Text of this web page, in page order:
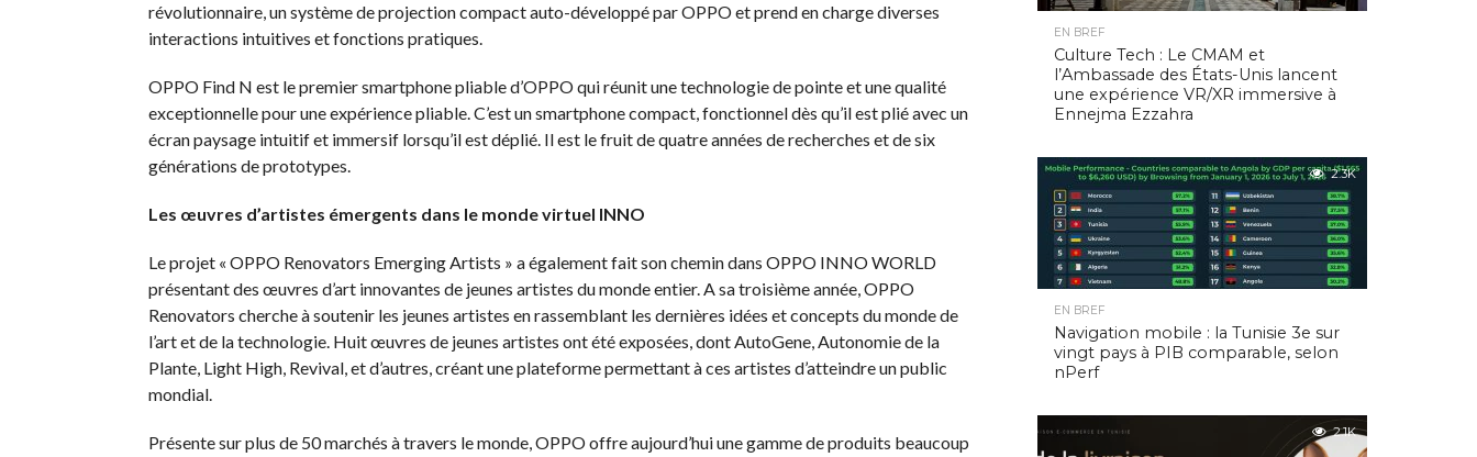
révolutionnaire, un système de projection compact auto-développé par OPPO et prend en charge diverses
interactions intuitives et fonctions pratiques.
OPPO Find N est le premier smartphone pliable d’OPPO qui réunit une technologie de pointe et une qualité
exceptionnelle pour une expérience pliable. C’est un smartphone compact, fonctionnel dès qu’il est plié avec un
écran paysage intuitif et immersif lorsqu’il est déplié. Il est le fruit de quatre années de recherches et de six
générations de prototypes.
Les œuvres d’artistes émergents dans le monde virtuel INNO
Le projet « OPPO Renovators Emerging Artists » a également fait son chemin dans OPPO INNO WORLD
présentant des œuvres d’art innovantes de jeunes artistes du monde entier. A sa troisième année, OPPO
Renovators cherche à soutenir les jeunes artistes en rassemblant les dernières idées et concepts du monde de
l’art et de la technologie. Huit œuvres de jeunes artistes ont été exposées, dont AutoGene, Autonomie de la
Plante, Light High, Revival, et d’autres, créant une plateforme permettant à ces artistes d’atteindre un public
mondial.
Présente sur plus de 50 marchés à travers le monde, OPPO offre aujourd’hui une gamme de produits beaucoup
EN BREF
Culture Tech : Le CMAM et
l’Ambassade des États-Unis lancent
une expérience VR/XR immersive à
Ennejma Ezzahra
2.3K
EN BREF
Navigation mobile : la Tunisie 3e sur
vingt pays à PIB comparable, selon
nPerf
2.1K